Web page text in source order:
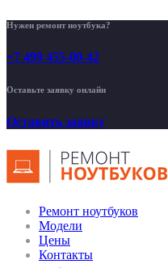
Нужен ремонт ноутбука?
+7 499 455-00-42
Оставьте заявку онлайн
Оставить заявку
Ремонт ноутбуков
Модели
Цены
Контакты